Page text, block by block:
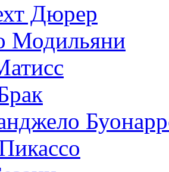
Дюрер
Модильяни